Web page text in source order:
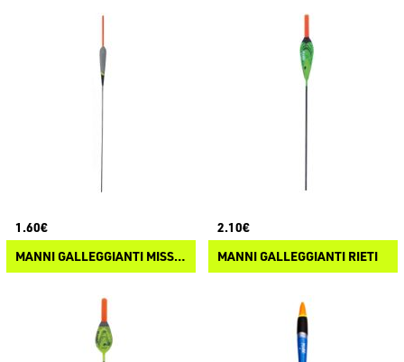
1.60€
MANNI GALLEGGIANTI MISSOURI
2.10€
MANNI GALLEGGIANTI RIETI